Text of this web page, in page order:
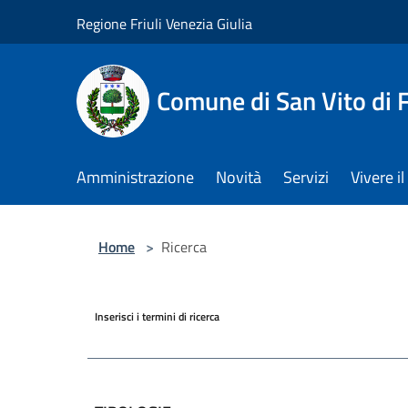
Regione Friuli Venezia Giulia
Comune di San Vito di
Amministrazione Novità Servizi Vivere
Home > Ricerca
Inserisci i termini di ricerca